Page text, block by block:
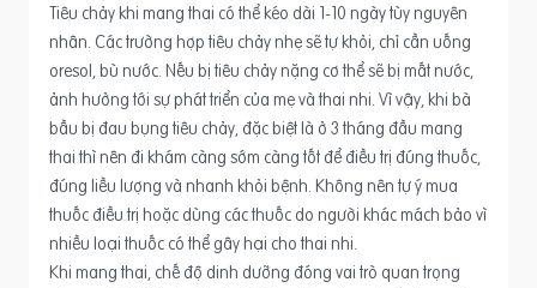
Tiêu chảy khi mang thai có thể kéo dài 1-10 ngày tùy nguyên
nhân. Các trường hợp tiêu chảy nhẹ sẽ tự khỏi, chỉ cần uống
oresol, bù nước. Nếu bị tiêu chảy nặng cơ thể sẽ bị mất nước,
ảnh hưởng tới sự phát triển của mẹ và thai nhi. Vì vậy, khi bà
bầu bị đau bụng tiêu chảy, đặc biệt là ở 3 tháng đầu mang
thai thì nên đi khám càng sớm càng tốt để điều trị đúng thuốc,
đúng liều lượng và nhanh khỏi bệnh. Không nên tự ý mua
thuốc điều trị hoặc dùng các thuốc do người khác mách bảo vì
nhiều loại thuốc có thể gây hại cho thai nhi.
Khi mang thai, chế độ dinh dưỡng đóng vai trò quan trọng